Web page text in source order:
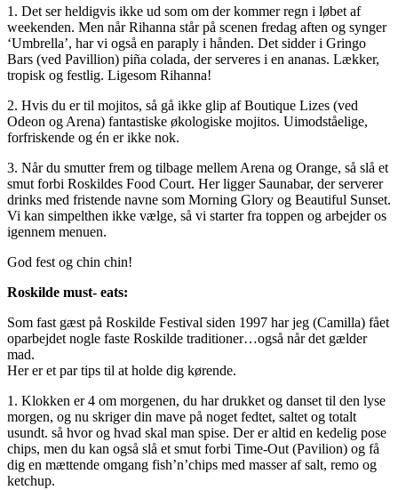
1. Det ser heldigvis ikke ud som om der kommer regn i løbet af
weekenden. Men når Rihanna står på scenen fredag aften og synger
‘Umbrella’, har vi også en paraply i hånden. Det sidder i Gringo
Bars (ved Pavillion) piña colada, der serveres i en ananas. Lækker,
tropisk og festlig. Ligesom Rihanna!
2. Hvis du er til mojitos, så gå ikke glip af Boutique Lizes (ved
Odeon og Arena) fantastiske økologiske mojitos. Uimodståelige,
forfriskende og én er ikke nok.
3. Når du smutter frem og tilbage mellem Arena og Orange, så slå et
smut forbi Roskildes Food Court. Her ligger Saunabar, der serverer
drinks med fristende navne som Morning Glory og Beautiful Sunset.
Vi kan simpelthen ikke vælge, så vi starter fra toppen og arbejder os
igennem menuen.
God fest og chin chin!
Roskilde must- eats:
Som fast gæst på Roskilde Festival siden 1997 har jeg (Camilla) fået
oparbejdet nogle faste Roskilde traditioner…også når det gælder
mad.
Her er et par tips til at holde dig kørende.
1. Klokken er 4 om morgenen, du har drukket og danset til den lyse
morgen, og nu skriger din mave på noget fedtet, saltet og totalt
usundt. så hvor og hvad skal man spise. Der er altid en kedelig pose
chips, men du kan også slå et smut forbi Time-Out (Pavilion) og få
dig en mættende omgang fish’n’chips med masser af salt, remo og
ketchup.